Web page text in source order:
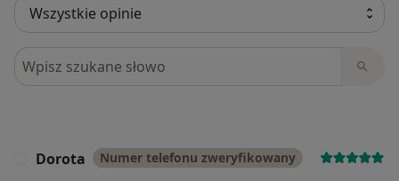
Szukaj w opiniach
Dorota Numer telefonu zweryfikowany